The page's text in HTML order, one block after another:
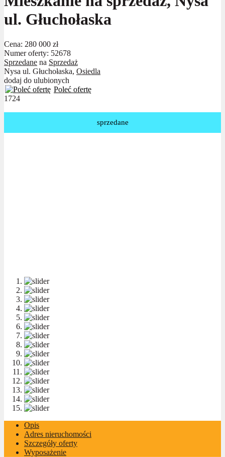
ul. Głuchołaska
Cena: 280 000 zł
Numer oferty: 52678
Sprzedane na Sprzedaż
Nysa ul. Głuchołaska, Osiedla
dodaj do ulubionych
Poleć ofertę
1724
sprzedane
Opis
Adres nieruchomości
Szczegóły oferty
Wyposażenie